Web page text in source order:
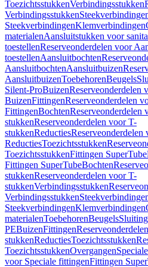
ToezichtsstukkenVerbindingsstukken
Verbindingsstukken
SteekverbindingenKlemverbindingen
materialenAansluitstukken voor
toestellenReserveonderdelen voor
toestellenAansluitbochten
AansluitbochtenAansluitbuizen
AansluitbuizenToebehorenBeugels
Silent-ProBuizenReserveonderdelen
BuizenFittingenReserveonderdelen
FittingenBochtenReserveonderdelen
stukkenReserveonderdelen voor T-
stukkenReductiesReserveonderdelen
ReductiesToezichtsstukken
ToezichtsstukkenFittingen SuperTube
Fittingen SuperTubeBochten
stukkenReserveonderdelen voor T-
stukkenVerbindingsstukken
Verbindingsstukken
SteekverbindingenKlemverbindingen
materialenToebehorenBeugels
PEBuizenFittingen
stukkenReductiesToezichtsstukken
ToezichtsstukkenOvergangen
voor Speciale fittingenFittingen